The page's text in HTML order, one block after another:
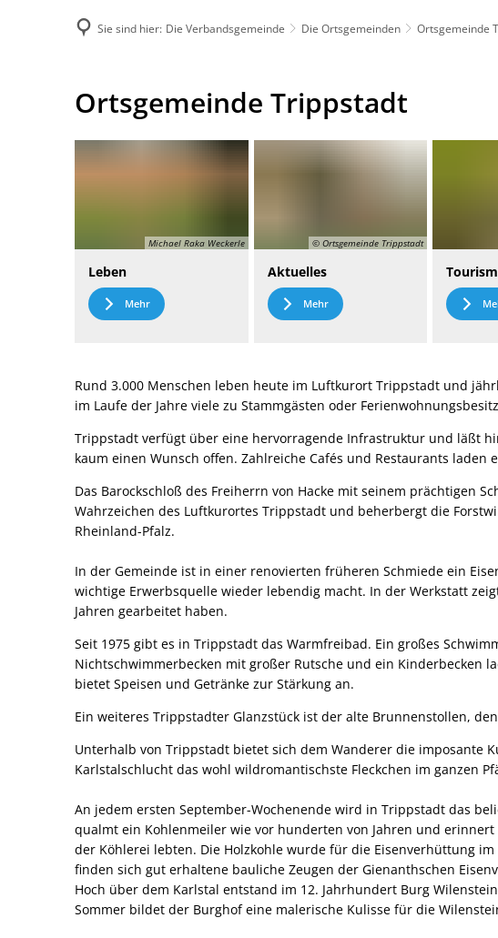
Sie sind hier: Die Verbandsgemeinde Die Ortsgemeinden Ortsgemeinde
Ortsgemeinde
Trippstadt
Ortsgemeinde Trippstadt
Michael Raka Weckerle
Leben
Mehr
© Ortsgemeinde Trippstadt
Aktuelles
Mehr
Rund 3.000 Menschen leben heute im Luftkurort Trippstadt und
im Laufe der Jahre viele zu Stammgästen oder
Trippstadt verfügt über eine hervorragende Infrastruktur und läßt
kaum einen Wunsch offen. Zahlreiche Cafés und Restaurants laden
Das Barockschloß des Freiherrn von Hacke mit seinem prächtigen
Wahrzeichen des Luftkurortes Trippstadt und beherbergt die
Rheinland-Pfalz.
In der Gemeinde ist in einer renovierten früheren Schmiede ein
wichtige Erwerbsquelle wieder lebendig macht. In der Werkstatt
Jahren gearbeitet haben.
Seit 1975 gibt es in Trippstadt das Warmfreibad. Ein großes
Nichtschwimmerbecken mit großer Rutsche und ein Kinderbecken
bietet Speisen und Getränke zur Stärkung an.
Ein weiteres Trippstadter Glanzstück ist der alte Brunnenstollen,
Unterhalb von Trippstadt bietet sich dem Wanderer die imposante
Karlstalschlucht das wohl wildromantischste Fleckchen im ganzen
An jedem ersten September-Wochenende wird in Trippstadt das
qualmt ein Kohlenmeiler wie vor hunderten von Jahren und
der Köhlerei lebten. Die Holzkohle wurde für die Eisenverhüttung
finden sich gut erhaltene bauliche Zeugen der Gienanthschen
Hoch über dem Karlstal entstand im 12. Jahrhundert Burg
Sommer bildet der Burghof eine malerische Kulisse für die